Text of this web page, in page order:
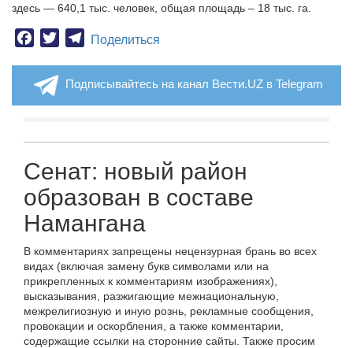
здесь — 640,1 тыс. человек, общая площадь – 18 тыс. га.
Facebook
TwitterTelegram
Поделиться
Подписывайтесь на канал Вести.UZ в Telegram
Сенат: новый район
образован в составе
Намангана
В комментариях запрещены нецензурная брань во всех
видах (включая замену букв символами или на
прикрепленных к комментариям изображениях),
высказывания, разжигающие межнациональную,
межрелигиозную и иную рознь, рекламные сообщения,
провокации и оскорбления, а также комментарии,
содержащие ссылки на сторонние сайты. Также просим